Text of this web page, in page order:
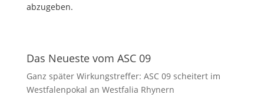
abzugeben.
Das Neueste vom ASC 09
Ganz später Wirkungstreffer: ASC 09 scheitert im
Westfalenpokal an Westfalia Rhynern